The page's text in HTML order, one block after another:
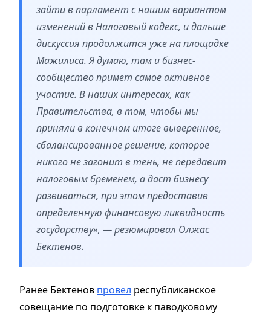
зайти в парламент с нашим вариантом
изменений в Налоговый кодекс, и дальше
дискуссия продолжится уже на площадке
Мажилиса. Я думаю, там и бизнес-
сообщество примет самое активное
участие. В наших интересах, как
Правительства, в том, чтобы мы
приняли в конечном итоге выверенное,
сбалансированное решение, которое
никого не загонит в тень, не передавит
налоговым бременем, а даст бизнесу
развиваться, при этом предоставив
определенную финансовую ликвидность
государству», — резюмировал Олжас
Бектенов.
Ранее Бектенов провел республиканское
совещание по подготовке к паводковому